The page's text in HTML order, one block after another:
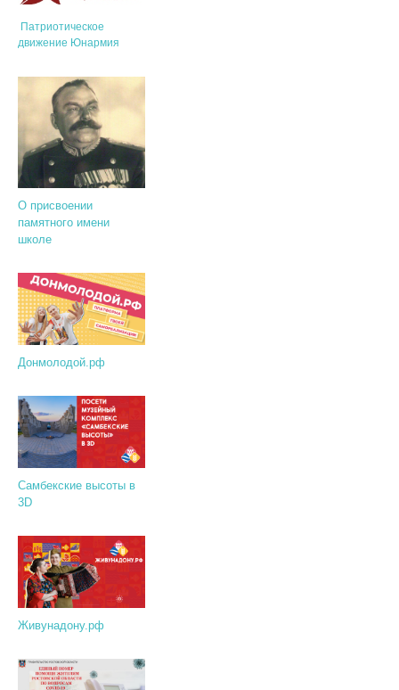
Патриотическое
движение Юнармия
О присвоении
памятного имени
школе
Донмолодой.рф
Самбекские высоты в
3D
Живунадону.рф